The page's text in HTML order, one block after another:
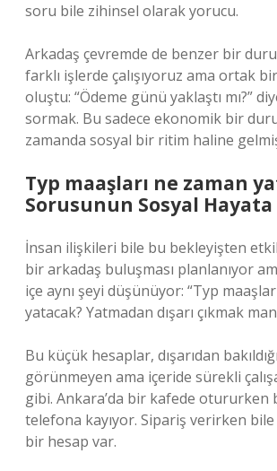
soru bile zihinsel olarak yorucu.
Arkadaş çevremde de benzer bir
farklı işlerde çalışıyoruz ama ortak
oluştu: “Ödeme günü yaklaştı mı?”
sormak. Bu sadece ekonomik bir
zamanda sosyal bir ritim haline
Typ maaşları ne zaman
Sorusunun Sosyal
İnsan ilişkileri bile bu bekleyişten
bir arkadaş buluşması planlanıyor
içe aynı şeyi düşünüyor: “Typ
yatacak? Yatmadan dışarı çıkmak
Bu küçük hesaplar, dışarıdan
görünmeyen ama içeride sürekli
gibi. Ankara’da bir kafede otururken
telefona kayıyor. Sipariş verirken
bir hesap var.